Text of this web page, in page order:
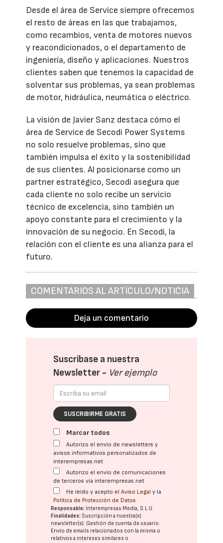
Desde el área de Service siempre ofrecemos
el resto de áreas en las que trabajamos,
como recambios, venta de motores nuevos
y reacondicionados, o el departamento de
ingeniería, diseño y aplicaciones. Nuestros
clientes saben que tenemos la capacidad de
solventar sus problemas, ya sean problemas
de motor, hidráulica, neumática o eléctrico.
La visión de Javier Sanz destaca cómo el
área de Service de Secodi Power Systems
no solo resuelve problemas, sino que
también impulsa el éxito y la sostenibilidad
de sus clientes. Al posicionarse como un
partner estratégico, Secodi asegura que
cada cliente no solo recibe un servicio
técnico de excelencia, sino también un
apoyo constante para el crecimiento y la
innovación de su negocio. En Secodi, la
relación con el cliente es una alianza para el
futuro.
COMENTARIOS AL ARTÍCULO/NOTICIA
Deja un comentario
Suscríbase a nuestra
Newsletter - Ver ejemplo
SUSCRIBIRME GRATIS
Marcar todos
Autorizo el envío de newsletters y
avisos informativos personalizados de
interempresas.net
Autorizo el envío de comunicaciones
de terceros vía interempresas.net
He leído y acepto elAviso Legal y la
Política de Protección de Datos
Responsable: Interempresas Media, S.L.U.
Finalidades: Suscripción a nuestra(s)
newsletter(s). Gestión de cuenta de usuario.
Envío de emails relacionados con la misma o
relativos a intereses similares o